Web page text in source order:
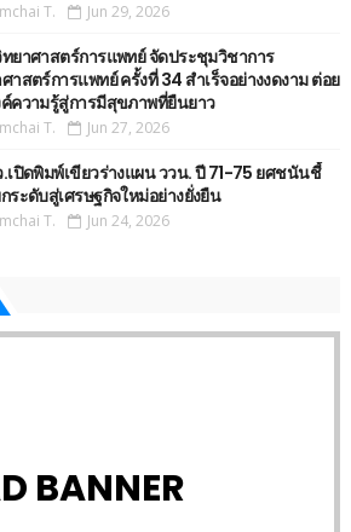
T. Jun 29, 2026
ยาศาสตร์การแพทย์ จัดประชุมวิชาการ
าสตร์การแพทย์ ครั้งที่ 34 สำเร็จอย่างงดงาม ต่อย
ความรู้สู่การมีสุขภาพที่ยืนยาว
T. Jun 27, 2026
เปิดพิมพ์เขียวร่างแผน ววน. ปี 71-75 ยศชนันชี้
ระดับสู่เศรษฐกิจใหม่อย่างยั่งยืน
T. Jun 24, 2026
BANNER